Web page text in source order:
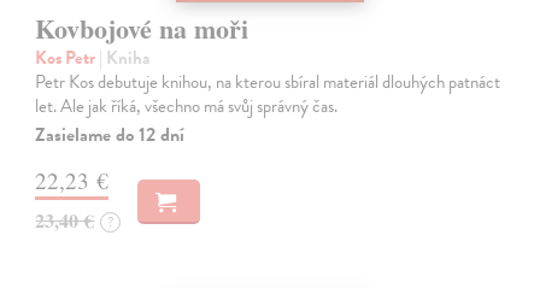
Kovbojové na moři
Kos Petr| Kniha
Petr Kos debutuje knihou, na kterou sbíral materiál dlouhých patnáct
let. Ale jak říká, všechno má svůj správný čas.
Zasielame do 12 dní
22,23 €
23,40 € ?